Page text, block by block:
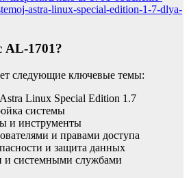
astra-linux-special-edition-1-7-dlya-
AL-1701?
следующие ключевые темы:
Linux Special Edition 1.7
системы
и инструменты
и правами доступа
и защита данных
и системными службами